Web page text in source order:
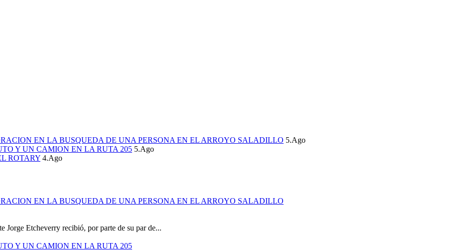
EN LA BUSQUEDA DE UNA PERSONA EN EL ARROYO SALADILLO 5.Ago
Y UN CAMION EN LA RUTA 205 5.Ago
ROTARY 4.Ago
EN LA BUSQUEDA DE UNA PERSONA EN EL ARROYO SALADILLO
Jorge Etcheverry recibió, por parte de su par de...
Y UN CAMION EN LA RUTA 205